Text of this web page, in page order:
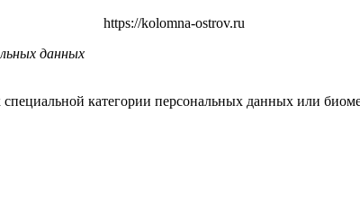
данных
https://kolomna-ostrov.ru
категории персональных данных или